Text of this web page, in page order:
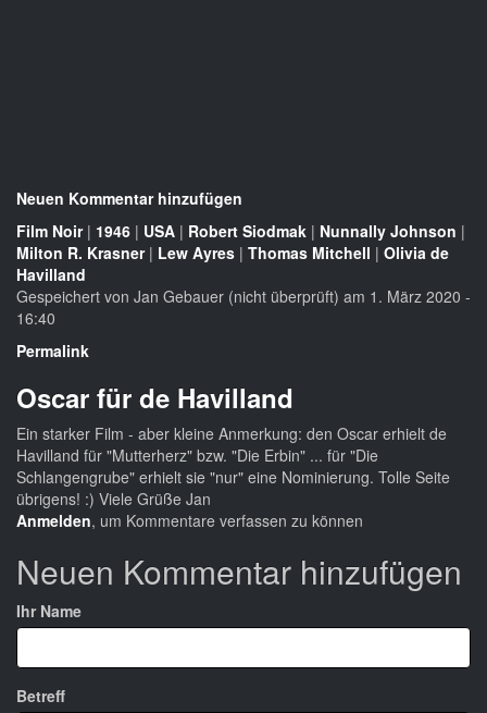
Neuen Kommentar hinzufügen
Film Noir| 1946 | USA | Robert Siodmak | Nunnally Johnson |
Milton R. Krasner| Lew Ayres | Thomas Mitchell | Olivia de
Havilland
Gespeichert von Jan Gebauer (nicht überprüft) am 1. März 2020 -
16:40
Permalink
Oscar für de Havilland
Ein starker Film - aber kleine Anmerkung: den Oscar erhielt de
Havilland für "Mutterherz" bzw. "Die Erbin" ... für "Die
Schlangengrube" erhielt sie "nur" eine Nominierung. Tolle Seite
übrigens! :) Viele Grüße Jan
Anmelden, um Kommentare verfassen zu können
Neuen Kommentar hinzufügen
Ihr Name
Betreff